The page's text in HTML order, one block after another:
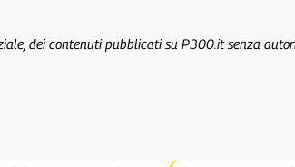
dei contenuti pubblicati su P300.it senza